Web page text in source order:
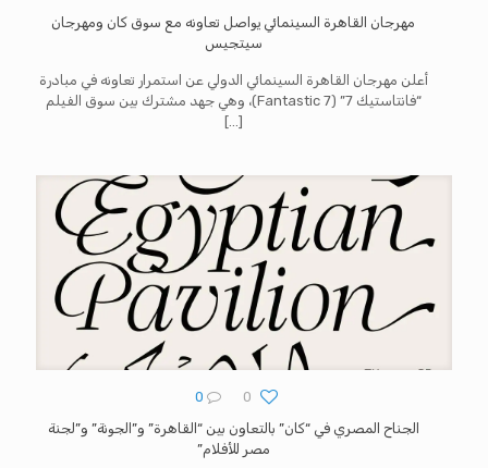
مهرجان القاهرة السينمائي يواصل تعاونه مع سوق كان ومهرجان
سيتجيس
أعلن مهرجان القاهرة السينمائي الدولي عن استمرار تعاونه في مبادرة
“فانتاستيك 7” (Fantastic 7)، وهي جهد مشترك بين سوق الفيلم
[…]
0
0
الجناح المصري في “كان” بالتعاون بين “القاهرة” و”الجونة” و”لجنة
مصر للأفلام”